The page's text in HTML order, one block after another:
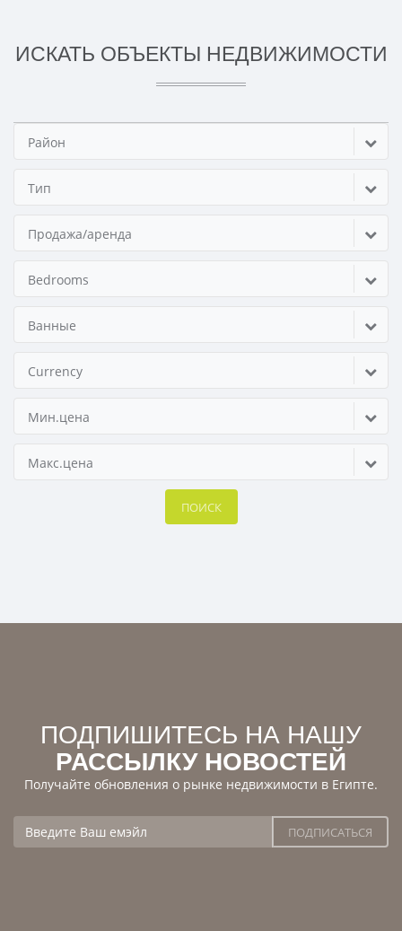
ИСКАТЬ ОБЪЕКТЫ НЕДВИЖИМОСТИ
Район
Тип
Продажа/аренда
Bedrooms
Ванные
Currency
Мин.цена
Макс.цена
ПОИСК
ПОДПИШИТЕСЬ НА НАШУ
РАССЫЛКУ НОВОСТЕЙ
Получайте обновления о рынке недвижимости в Египте.